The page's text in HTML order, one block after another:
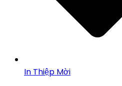
In Thiệp Mời